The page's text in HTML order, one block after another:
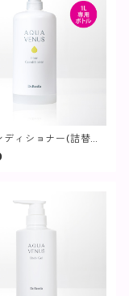
ディショナー(詰替用
ル) / 1L用【ヘア・ボ